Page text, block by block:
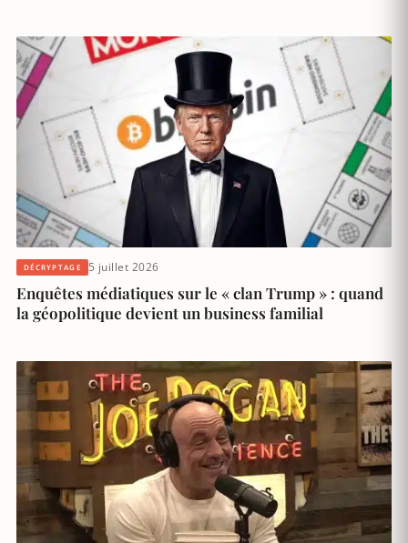
DÉCRYPTAGE 5 juillet 2026
Enquêtes médiatiques sur le « clan Trump » : quand
la géopolitique devient un business familial